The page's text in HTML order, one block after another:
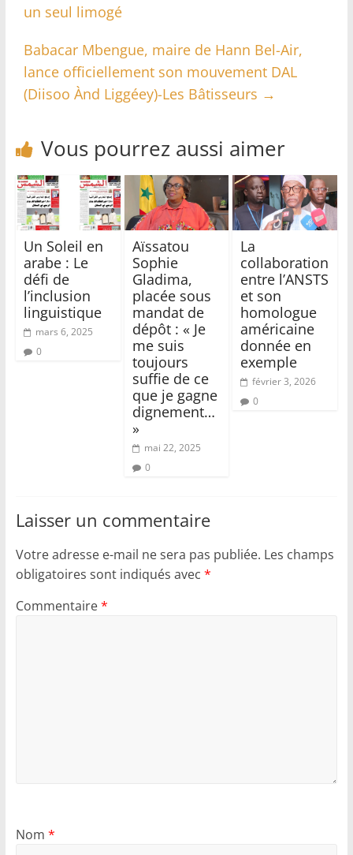
un seul limogé
Babacar Mbengue, maire de Hann Bel-Air,
lance officiellement son mouvement DAL
(Diisoo Ànd Liggéey)-Les Bâtisseurs →
Vous pourrez aussi aimer
Un Soleil en
arabe : Le
défi de
l’inclusion
linguistique
mars 6, 2025
0
Aïssatou
Sophie
Gladima,
placée sous
mandat de
dépôt : « Je
me suis
toujours
suffie de ce
que je gagne
dignement…
»
mai 22, 2025
0
La
collaboration
entre l’ANSTS
et son
homologue
américaine
donnée en
exemple
février 3, 2026
0
Laisser un commentaire
Votre adresse e-mail ne sera pas publiée. Les champs
obligatoires sont indiqués avec *
Commentaire*
Nom *